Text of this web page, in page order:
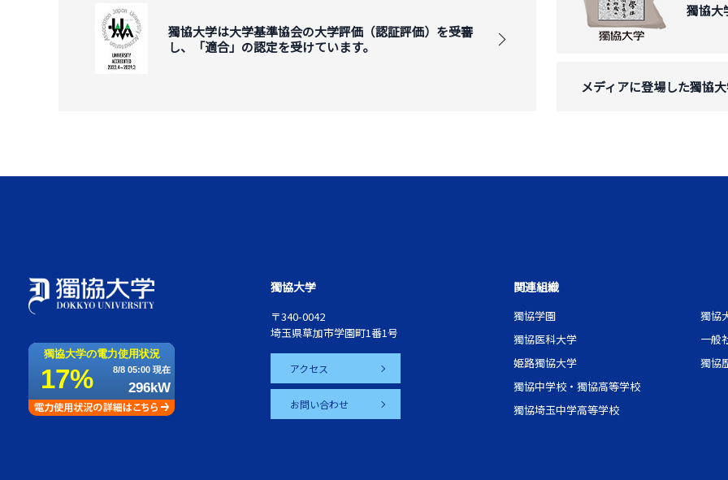
獨協大学は大学基準協会の大学評価（認証評価）を受審
し、「適合」の認定を受けています。
獨協大
メディアに登場した獨協
獨協大学
〒340-0042
埼玉県草加市学園町1番1号
アクセス
お問い合わせ
関連組織
獨協学園
獨協医科大学
姫路獨協大学
獨協中学校・獨協高等学校
獨協埼玉中学高等学校
獨協
一般
獨協